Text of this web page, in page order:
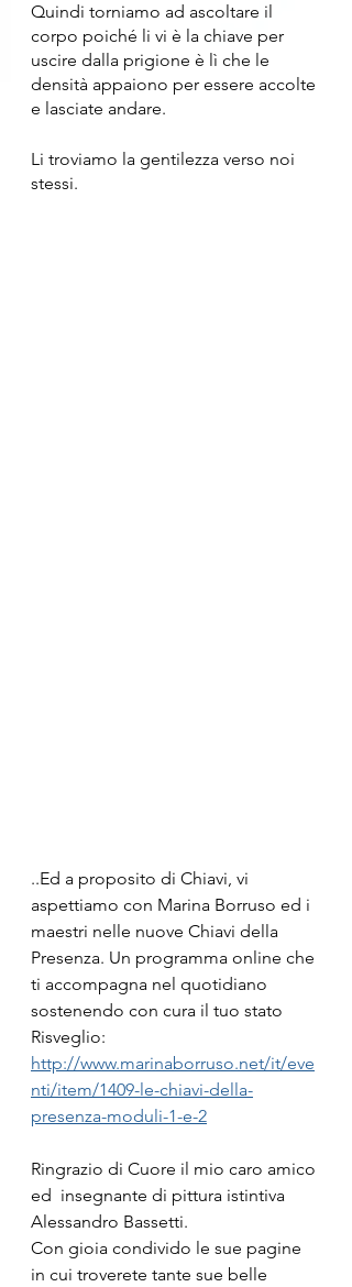
Quindi torniamo ad ascoltare il
corpo poiché li vi è la chiave per
uscire dalla prigione è lì che le
densità appaiono per essere accolte
e lasciate andare.
Li troviamo la gentilezza verso noi
stessi.
..Ed a proposito di Chiavi, vi
aspettiamo con Marina Borruso ed i
maestri nelle nuove Chiavi della
Presenza. Un programma online che
ti accompagna nel quotidiano
sostenendo con cura il tuo stato
Risveglio:
http://www.marinaborruso.net/it/eve
nti/item/1409-le-chiavi-della-
presenza-moduli-1-e-2
Ringrazio di Cuore il mio caro amico
ed  insegnante di pittura istintiva
Alessandro Bassetti.
Con gioia condivido le sue pagine
in cui troverete tante sue belle